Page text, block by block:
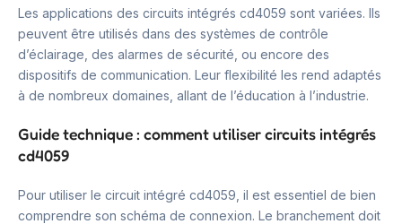
Les applications des circuits intégrés cd4059 sont variées. Ils
peuvent être utilisés dans des systèmes de contrôle
d’éclairage, des alarmes de sécurité, ou encore des
dispositifs de communication. Leur flexibilité les rend adaptés
à de nombreux domaines, allant de l’éducation à l’industrie.
Guide technique : comment utiliser circuits intégrés
cd4059
Pour utiliser le circuit intégré cd4059, il est essentiel de bien
comprendre son schéma de connexion. Le branchement doit